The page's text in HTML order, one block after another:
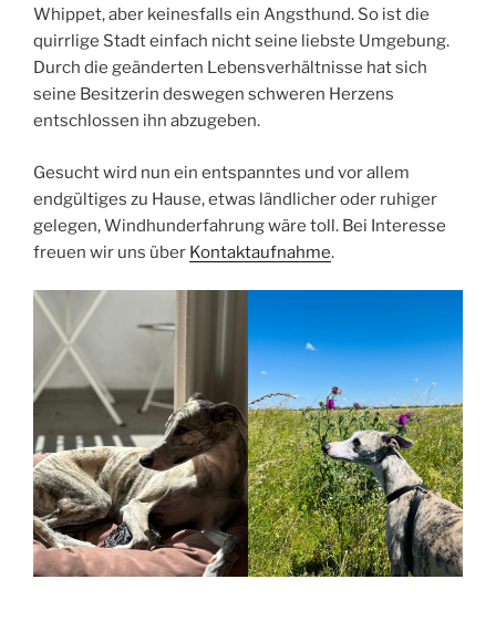
Whippet, aber keinesfalls ein Angsthund. So ist die
quirrlige Stadt einfach nicht seine liebste Umgebung.
Durch die geänderten Lebensverhältnisse hat sich
seine Besitzerin deswegen schweren Herzens
entschlossen ihn abzugeben.
Gesucht wird nun ein entspanntes und vor allem
endgültiges zu Hause, etwas ländlicher oder ruhiger
gelegen, Windhunderfahrung wäre toll. Bei Interesse
freuen wir uns über Kontaktaufnahme.